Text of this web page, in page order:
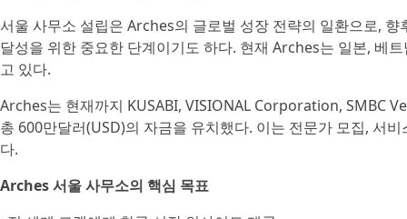
서울 사무소 설립은 Arches의 글로벌 성장 전략의 일환으로,
달성을 위한 중요한 단계이기도 하다. 현재 Arches는 일본, 베
고 있다.
Arches는 현재까지 KUSABI, VISIONAL Corporation, SMBC
총 600만달러(USD)의 자금을 유치했다. 이는 전문가 모집, 서
다.
Arches 서울 사무소의 핵심 목표